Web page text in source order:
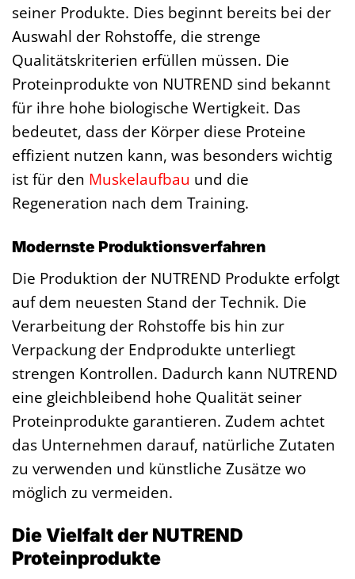
seiner Produkte. Dies beginnt bereits bei der
Auswahl der Rohstoffe, die strenge
Qualitätskriterien erfüllen müssen. Die
Proteinprodukte von NUTREND sind bekannt
für ihre hohe biologische Wertigkeit. Das
bedeutet, dass der Körper diese Proteine
effizient nutzen kann, was besonders wichtig
ist für den Muskelaufbau und die
Regeneration nach dem Training.
Modernste Produktionsverfahren
Die Produktion der NUTREND Produkte erfolgt
auf dem neuesten Stand der Technik. Die
Verarbeitung der Rohstoffe bis hin zur
Verpackung der Endprodukte unterliegt
strengen Kontrollen. Dadurch kann NUTREND
eine gleichbleibend hohe Qualität seiner
Proteinprodukte garantieren. Zudem achtet
das Unternehmen darauf, natürliche Zutaten
zu verwenden und künstliche Zusätze wo
möglich zu vermeiden.
Die Vielfalt der NUTREND
Proteinprodukte